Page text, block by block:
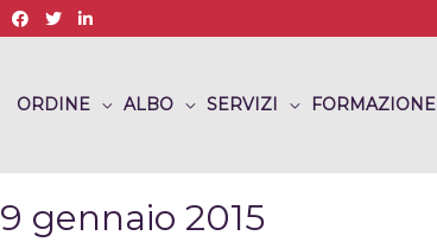
ORDINE ALBO SERVIZI FORMAZIONE
gennaio 2015